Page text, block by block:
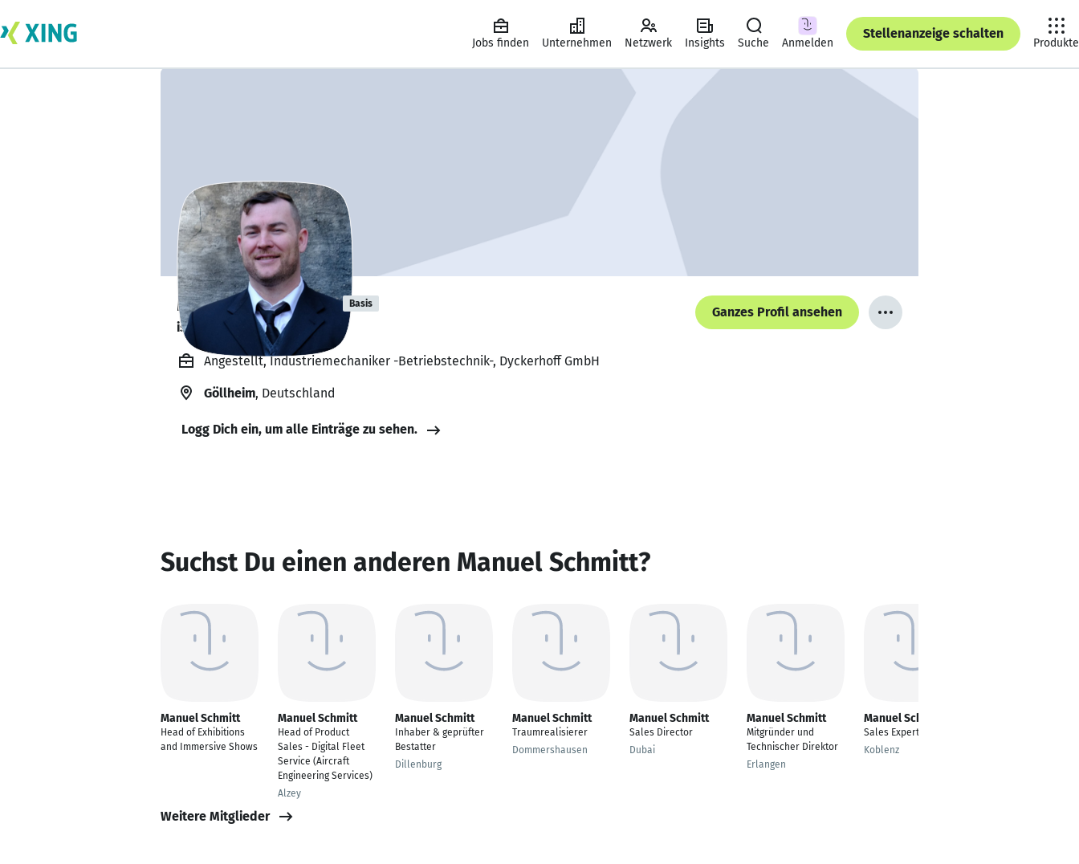
Jobs finden Unternehmen Netzwerk Insights Suche Anmelden
Stellenanzeige schalten
Produkte
Manuel Schmitt Basis
ist offen für Projekte. 🔎
Ganzes Profil ansehen
Angestellt, Industriemechaniker -Betriebstechnik-, Dyckerhoff GmbH
Göllheim, Deutschland
Logg Dich ein, um alle Einträge zu sehen.
Suchst Du einen anderen Manuel Schmitt?
Manuel Schmitt
Head of Exhibitions
and Immersive Shows
Manuel Schmitt
Head of Product
Sales - Digital Fleet
Service (Aircraft
Engineering Services)
Alzey
Manuel Schmitt
Inhaber & geprüfter
Bestatter
Dillenburg
Manuel Schmitt
Traumrealisierer
Dommershausen
Manuel Schmitt
Sales Director
Dubai
Manuel Schmitt
Mitgründer und
Technischer Direktor
Erlangen
Manuel Schmitt
Sales Expert
Koblenz
Weitere Mitglieder